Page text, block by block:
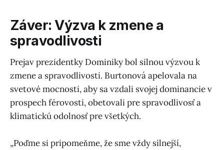
Záver: Výzva k zmene a
spravodlivosti
Prejav prezidentky Dominiky bol silnou výzvou k
zmene a spravodlivosti. Burtonová apelovala na
svetové mocnosti, aby sa vzdali svojej dominancie v
prospech férovosti, obetovali pre spravodlivosť a
klimatickú odolnosť pre všetkých.
„Poďme si pripomeňme, že sme vždy silnejší,